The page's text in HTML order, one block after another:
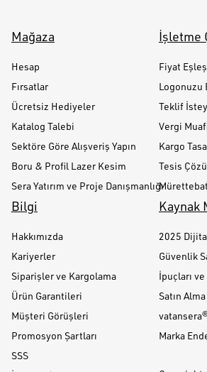
Mağaza
Hesap
Fırsatlar
Ücretsiz Hediyeler
Katalog Talebi
Sektöre Göre Alışveriş Yapın
Boru & Profil Lazer Kesim
Sera Yatırım ve Proje Danışmanlığı
İşletme
Fiyat
Logonuzu
Teklif
Vergi
Kargo
Tesis
Bilgi
Hakkımızda
Kariyerler
Siparişler ve Kargolama
Ürün Garantileri
Müşteri Görüşleri
Promosyon Şartları
SSS
Kaynak
2025
Güvenlik
İpuçları ve
Satın
Marka